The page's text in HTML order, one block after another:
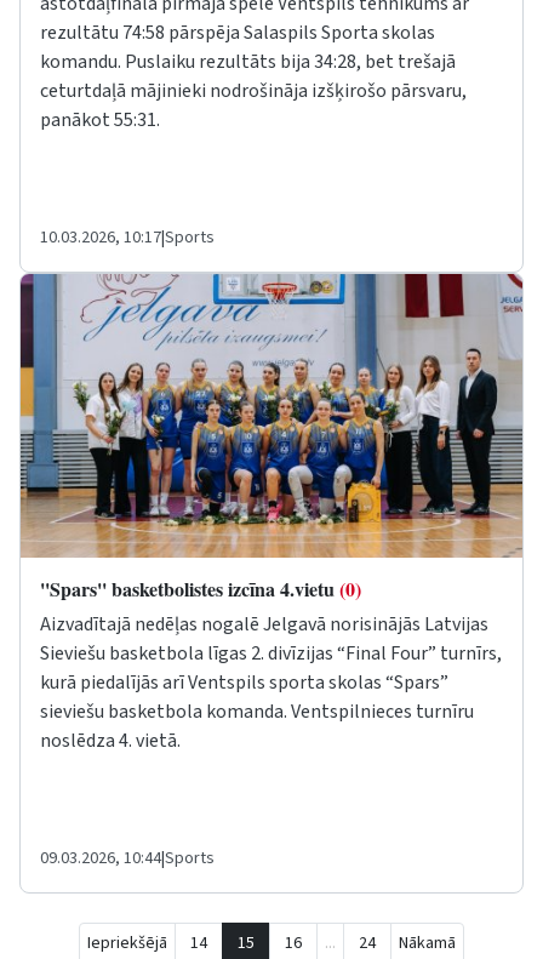
rezultātu 74:58 pārspēja Salaspils Sporta skolas
komandu. Puslaiku rezultāts bija 34:28, bet trešajā
ceturtdaļā mājinieki nodrošināja izšķirošo pārsvaru,
panākot 55:31.
10.03.2026, 10:17|Sports
''Spars'' basketbolistes izcīna 4.vietu(0)
Aizvadītajā nedēļas nogalē Jelgavā norisinājās Latvijas
Sieviešu basketbola līgas 2. divīzijas “Final Four” turnīrs,
kurā piedalījās arī Ventspils sporta skolas “Spars”
sieviešu basketbola komanda. Ventspilnieces turnīru
noslēdza 4. vietā.
09.03.2026, 10:44|Sports
Iepriekšējā 14 15 16 ... 24 Nākamā